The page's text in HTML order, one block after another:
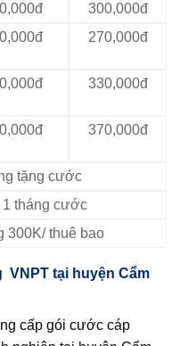
300,000đ
270,000đ
330,000đ
370,000đ
tặng cước
1 tháng cước
300K/ thuê bao
VNPT tại huyện Cẩm
cấp gói cước cáp